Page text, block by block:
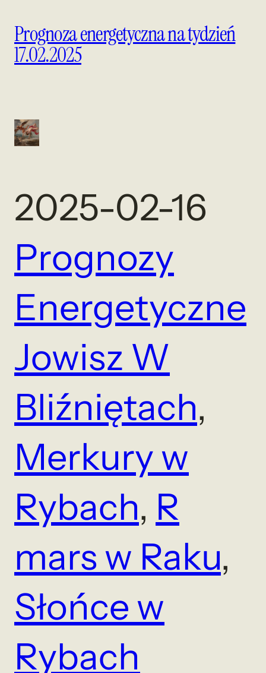
Prognoza energetyczna na tydzień
17.02.2025
2025-02-16
Prognozy
Energetyczne
Jowisz W
Bliźniętach
Merkury w
Rybach, R
mars w Raku
Słońce w
Rybach